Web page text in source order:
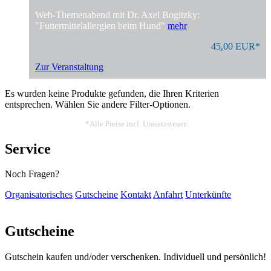
Web-Themenabend mit Dr. Axel Bogitzky:
"Futtermittelallergien beim Hund" mehr
45,00 EUR*
Zur Veranstaltung
Es wurden keine Produkte gefunden, die Ihren Kriterien
entsprechen. Wählen Sie andere Filter-Optionen.
*Alle Preise incl. Umsatzsteuer
Service
Noch Fragen?
Organisatorisches Gutscheine KontaktAnfahrt Unterkünfte
Gutscheine
Gutschein kaufen und/oder verschenken. Individuell und persönlich!